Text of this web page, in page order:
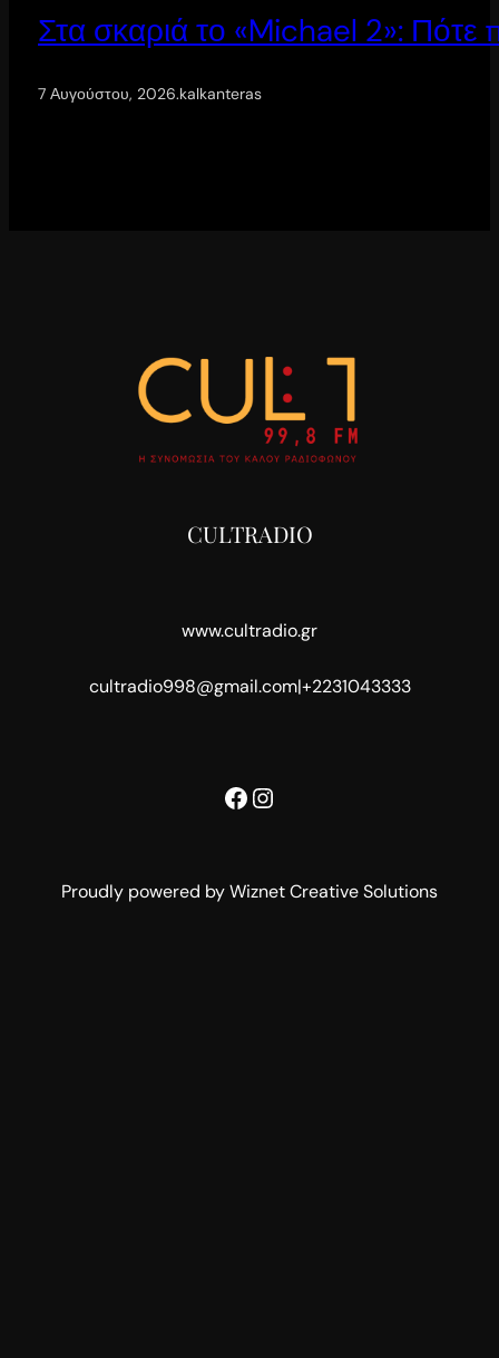
Στα σκαριά το «Michael 2»: Πότε
7 Αυγούστου, 2026.kalkanteras
CULTRADIO
www.cultradio.gr
cultradio998@gmail.com|+2231043333
Facebook
Instagram
Proudly powered by Wiznet Creative Solutions